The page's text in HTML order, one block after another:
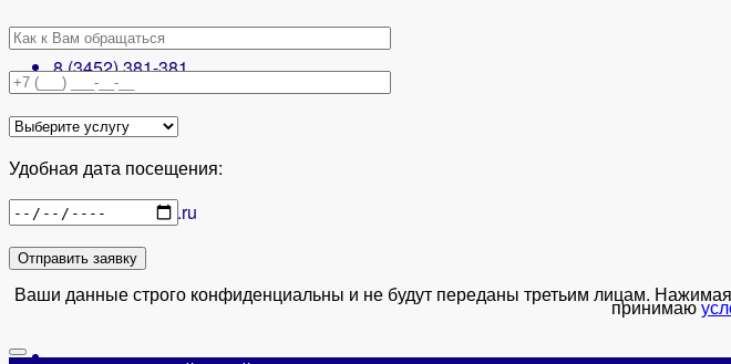
8 (3452) 381-381
osteo_72@mail.ru
Удобная дата посещения:
Ваши данные строго конфиденциальны и не будут переданы третьим лицам.
принимаю